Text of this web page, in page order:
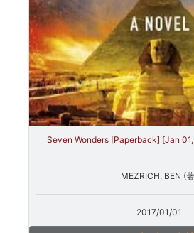
Seven Wonders [Paperback] [Jan
MEZRICH, BEN (
2017/01/01